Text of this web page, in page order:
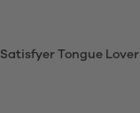
Satisfyer Tongue Lover